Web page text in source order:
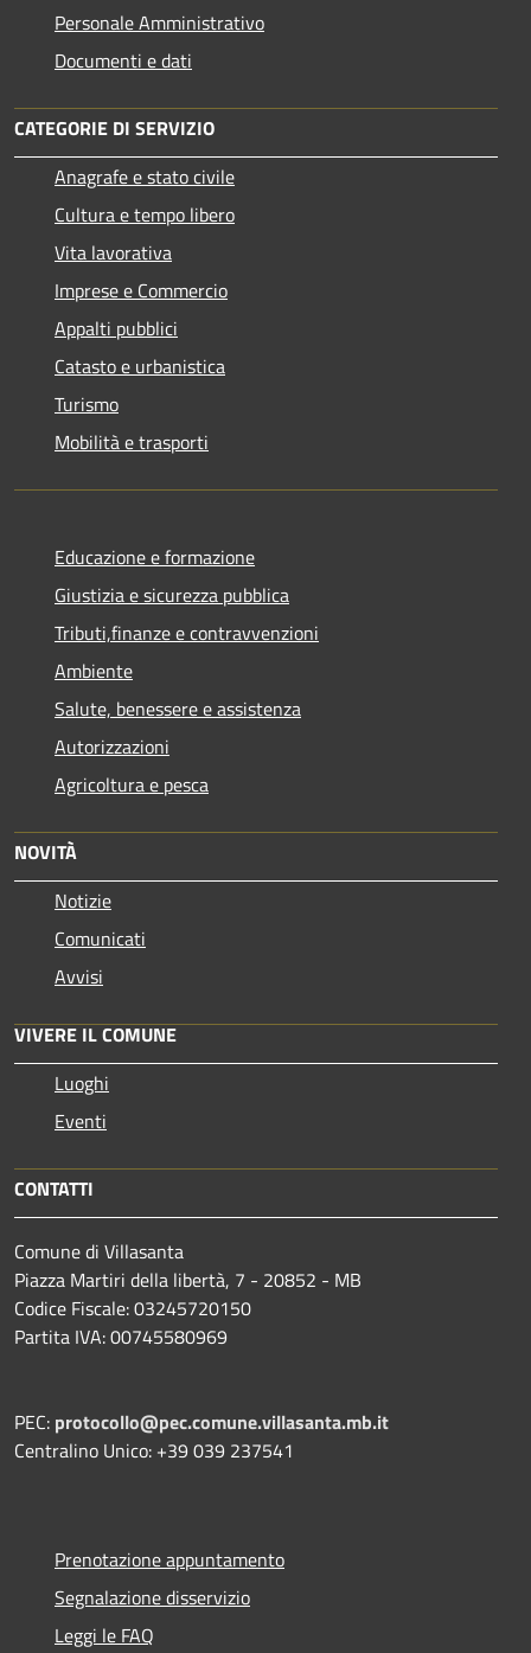
Personale Amministrativo
Documenti e dati
CATEGORIE DI SERVIZIO
Anagrafe e stato civile
Cultura e tempo libero
Vita lavorativa
Imprese e Commercio
Appalti pubblici
Catasto e urbanistica
Turismo
Mobilità e trasporti
Educazione e formazione
Giustizia e sicurezza pubblica
Tributi,finanze e contravvenzioni
Ambiente
Salute, benessere e assistenza
Autorizzazioni
Agricoltura e pesca
NOVITÀ
Notizie
Comunicati
Avvisi
VIVERE IL COMUNE
Luoghi
Eventi
CONTATTI
Comune di Villasanta
Piazza Martiri della libertà, 7 - 20852 - MB
Codice Fiscale: 03245720150
Partita IVA: 00745580969
PEC: protocollo@pec.comune.villasanta.mb.it
Centralino Unico: +39 039 237541
Prenotazione appuntamento
Segnalazione disservizio
Leggi le FAQ